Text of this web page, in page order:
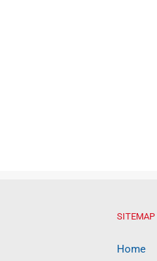
SITEMAP
Home